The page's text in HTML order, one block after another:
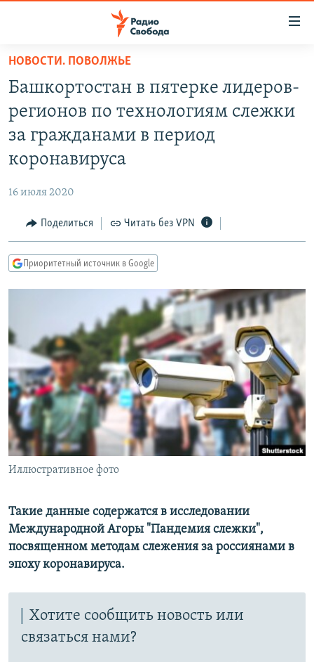
упрощенного
доступа
основному
содержанию
Вернутся
навигации
Вернутся
ПОДКАСТЫ
АВТОРСКИЕ ПРОЕКТЫ
IDEL.РЕАЛИИ
КАВКАЗ.РЕАЛИИ
РАСПИСАНИЕ ВЕЩАНИЯ
ПОДПИШИТЕСЬ НА РАССЫЛКУ
СОЦИАЛЬНЫЕ СЕТИ
НОВОСТИ. ПОВОЛЖЬЕ
Башкортостан в пятерке лидеров-
регионов по технологиям слежки
за гражданами в период
коронавируса
16 июля 2020
Поделиться Читать без VPN
Приоритетный источник в Google
Иллюстративное фото
Такие данные содержатся в исследовании
Международной Агоры "Пандемия слежки",
посвященном методам слежения за россиянами в
эпоху коронавируса.
Хотите сообщить новость или
связаться нами?